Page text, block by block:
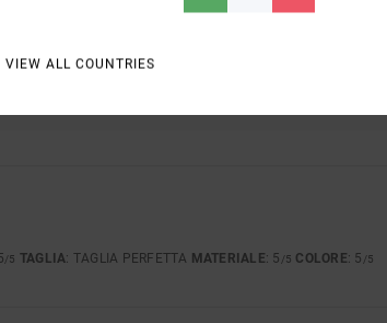
CLIENTI CONSIGLIA QUESTO PRODOTTO
TAGLIA
/5 TAGLIA: TAGLIA PERFETTA MATERIALE: 5 /5 COLORE: 5 /5
VIEW ALL COUNTRIES